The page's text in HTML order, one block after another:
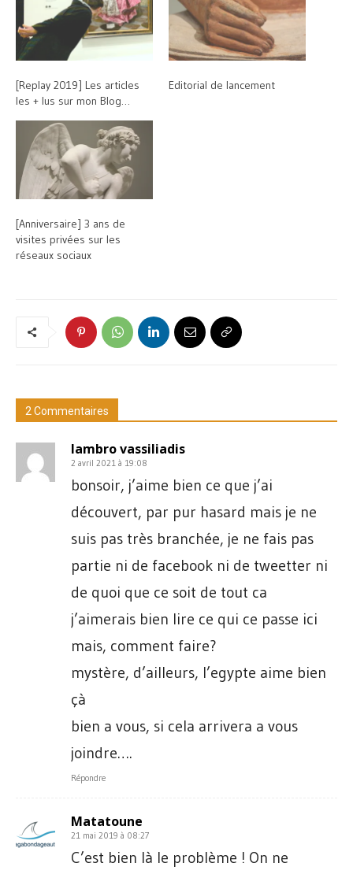
[Replay 2019] Les articles
les + lus sur mon Blog…
Editorial de lancement
[Anniversaire] 3 ans de
visites privées sur les
réseaux sociaux
2 Commentaires
lambro vassiliadis
2 avril 2021 à 19:08
bonsoir, j’aime bien ce que j’ai
découvert, par pur hasard mais je ne
suis pas très branchée, je ne fais pas
partie ni de facebook ni de tweetter ni
de quoi que ce soit de tout ca
j’aimerais bien lire ce qui ce passe ici
mais, comment faire?
mystère, d’ailleurs, l’egypte aime bien
çà
bien a vous, si cela arrivera a vous
joindre….
Répondre
Matatoune
21 mai 2019 à 08:27
C’est bien là le problème ! On ne